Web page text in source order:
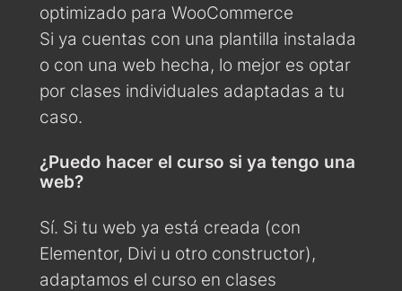
optimizado para WooCommerce
Si ya cuentas con una plantilla instalada
o con una web hecha, lo mejor es optar
por clases individuales adaptadas a tu
caso.
¿Puedo hacer el curso si ya tengo una
web?
Sí. Si tu web ya está creada (con
Elementor, Divi u otro constructor),
adaptamos el curso en clases